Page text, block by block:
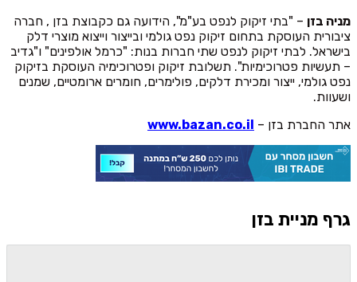
מניה בזן – "בתי זיקוק לנפט בע"מ", הידועה גם כקבוצת בזן , חברה
ציבורית העוסקת בתחום זיקוק נפט גולמי ובייצור וייצוא מוצרי דלק
בישראל. לבתי זיקוק לנפט שתי חברות בנות: "כרמל אולפינים" ו"גדיב
– תעשיות פטרוכימיות". תשלובת זיקוק ופטרוכימיה העוסקת בזיקוק
נפט גולמי, ייצור ומכירת דלקים, פולימרים, חומרים ארומטיים, שמנים
ושעוות.
אתר החברת בזן – www.bazan.co.il
גרף מניית בזן